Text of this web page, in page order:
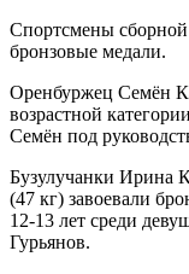
Спортсмены сборной
бронзовые медали.
Оренбуржец Семён
возрастной
Семён под
Бузулучанки Ирина
(47 кг) завоевали
12-13 лет среди
Гурьянов.